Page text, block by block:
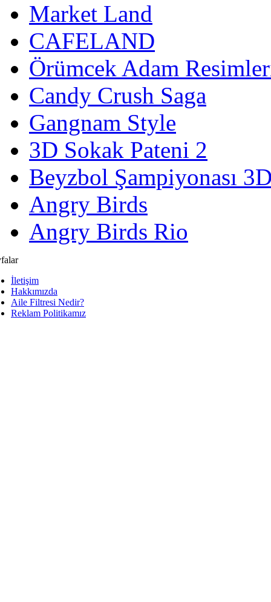
Market Land
CAFELAND
Örümcek Adam
Candy Crush Saga
Gangnam Style
3D Sokak Pateni 2
Beyzbol Şampiyonası
Angry Birds
Angry Birds Rio
İletişim
Hakkımızda
Aile Filtresi Nedir?
Reklam Politikamız